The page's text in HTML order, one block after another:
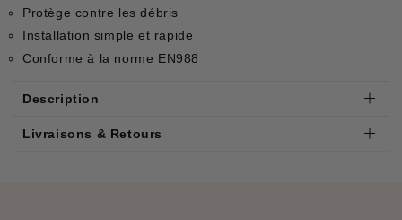
Protège contre les débris
Installation simple et rapide
Conforme à la norme EN988
Description
Livraisons & Retours